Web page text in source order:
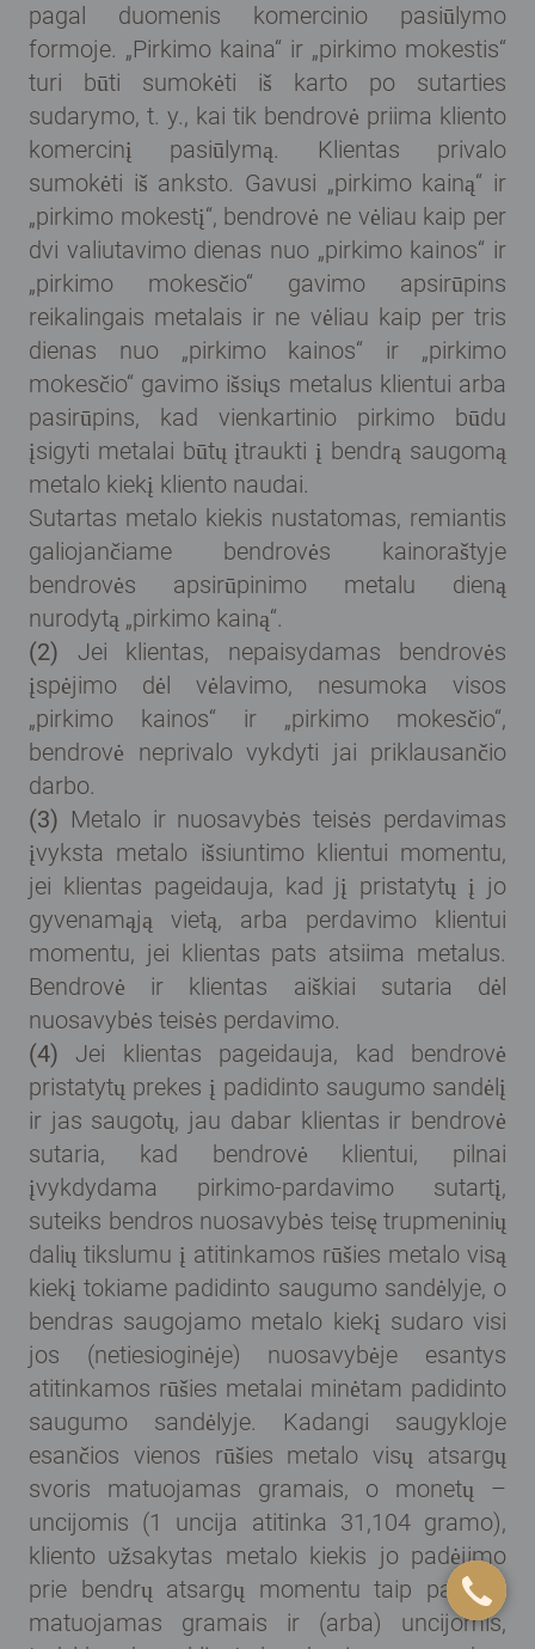
pagal duomenis komercinio pasiūlymo
formoje. „Pirkimo kaina“ ir „pirkimo mokestis“
turi būti sumokėti iš karto po sutarties
sudarymo, t. y., kai tik bendrovė priima kliento
komercinį pasiūlymą. Klientas privalo
sumokėti iš anksto. Gavusi „pirkimo kainą“ ir
„pirkimo mokestį“, bendrovė ne vėliau kaip per
dvi valiutavimo dienas nuo „pirkimo kainos“ ir
„pirkimo mokesčio“ gavimo apsirūpins
reikalingais metalais ir ne vėliau kaip per tris
dienas nuo „pirkimo kainos“ ir „pirkimo
mokesčio“ gavimo išsiųs metalus klientui arba
pasirūpins, kad vienkartinio pirkimo būdu
įsigyti metalai būtų įtraukti į bendrą saugomą
metalo kiekį kliento naudai.
Sutartas metalo kiekis nustatomas, remiantis
galiojančiame bendrovės kainoraštyje
bendrovės apsirūpinimo metalu dieną
nurodytą „pirkimo kainą“.
(2) Jei klientas, nepaisydamas bendrovės
įspėjimo dėl vėlavimo, nesumoka visos
„pirkimo kainos“ ir „pirkimo mokesčio“,
bendrovė neprivalo vykdyti jai priklausančio
darbo.
(3) Metalo ir nuosavybės teisės perdavimas
įvyksta metalo išsiuntimo klientui momentu,
jei klientas pageidauja, kad jį pristatytų į jo
gyvenamąją vietą, arba perdavimo klientui
momentu, jei klientas pats atsiima metalus.
Bendrovė ir klientas aiškiai sutaria dėl
nuosavybės teisės perdavimo.
(4) Jei klientas pageidauja, kad bendrovė
pristatytų prekes į padidinto saugumo sandėlį
ir jas saugotų, jau dabar klientas ir bendrovė
sutaria, kad bendrovė klientui, pilnai
įvykdydama pirkimo-pardavimo sutartį,
suteiks bendros nuosavybės teisę trupmeninių
dalių tikslumu į atitinkamos rūšies metalo visą
kiekį tokiame padidinto saugumo sandėlyje, o
bendras saugojamo metalo kiekį sudaro visi
jos (netiesioginėje) nuosavybėje esantys
atitinkamos rūšies metalai minėtam padidinto
saugumo sandėlyje. Kadangi saugykloje
esančios vienos rūšies metalo visų atsargų
svoris matuojamas gramais, o monetų –
uncijomis (1 uncija atitinka 31,104 gramo),
kliento užsakytas metalo kiekis jo padėjimo
prie bendrų atsargų momentu taip pat yra
matuojamas gramais ir (arba) uncijomis,